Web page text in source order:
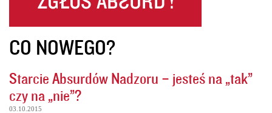
CO NOWEGO?
Starcie Absurdów Nadzoru – jesteś na „tak”
czy na „nie”?
03.10.2015